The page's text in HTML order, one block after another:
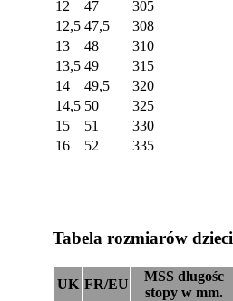
12 47 305
12,5 47,5 308
13
48 310
13,5 49 315
14
49,5 320
14,5 50 325
15
51 330
16
52 335
Tabela rozmiarów dzieci
UK FR/EU
MSS długośc
stopy w mm.